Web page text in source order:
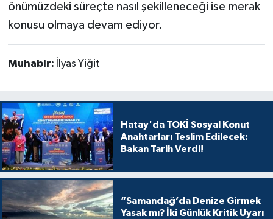
önümüzdeki süreçte nasıl şekilleneceği ise merak
konusu olmaya devam ediyor.
Muhabir: İlyas Yiğit
Hatay'da TOKİ Sosyal Konut
Anahtarları Teslim Edilecek:
Bakan Tarih Verdi!
“Samandağ’da Denize Girmek
Yasak mı? İki Günlük Kritik Uyarı